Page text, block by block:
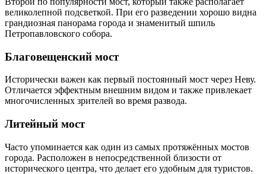
великолепной подсветкой. При его разведении хорошо видна
грандиозная панорама города и знаменитый шпиль
Петропавловского собора.
Благовещенский мост
Исторически важен как первый постоянный мост через Неву.
Отличается эффектным внешним видом и также привлекает
многочисленных зрителей во время развода.
Литейный мост
Часто упоминается как один из самых протяжённых мостов
города. Расположен в непосредственной близости от
исторического центра, что делает его удобным для туристов.